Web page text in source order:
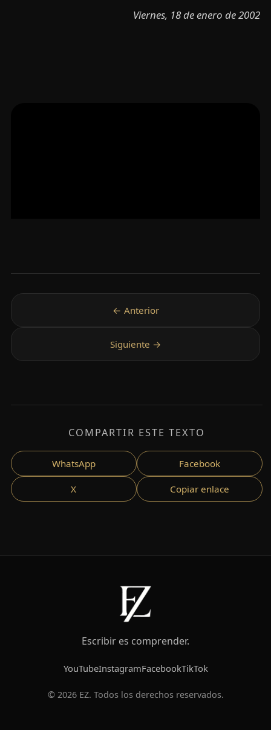
Viernes, 18 de enero de 2002
COMPARTIR ESTE TEXTO
WhatsApp Facebook
X Copiar enlace
Escribir es comprender.
YouTubeInstagramFacebookTikTok
© 2026 EZ. Todos los derechos reservados.